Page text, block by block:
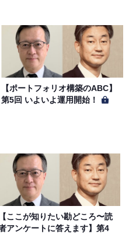
【ポートフォリオ構築のABC】
第5回 いよいよ運用開始！
【ここが知りたい勘どころ〜読
アンケートに答えます】第4